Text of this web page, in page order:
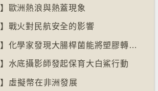
歐洲熱浪與熱蓋現象
】戰火對民航安全的影響
【十萬八千里】化學家發現大腸桿菌能將塑膠轉化為止痛藥
】水底攝影師發起保育大白鯊行動
】⁠虛擬幣在非洲發展